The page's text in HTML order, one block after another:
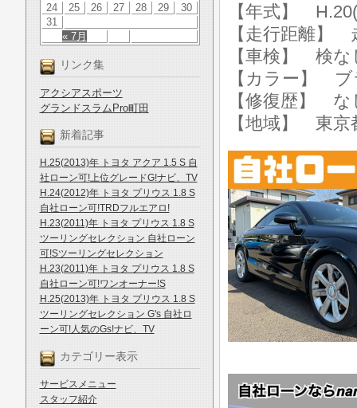
« 7月
24
25 26 27 28 29
30
31
リンク集
アクシアスポーツ
グランドスラムPro町田
新着記事
H.25(2013)年 トヨタ アクア 1.5 S 自
社ローン可!上位グレードG!ナビ、TV
H.24(2012)年 トヨタ プリウス 1.8 S
自社ローン可!TRDフルエアロ!
H.23(2011)年 トヨタ プリウス 1.8 S
ツーリングセレクション 自社ローン
可!Sツーリングセレクション
H.23(2011)年 トヨタ プリウス 1.8 S
自社ローン可!ワンオーナー!S
H.25(2013)年 トヨタ プリウス 1.8 S
ツーリングセレクション G's 自社ロ
ーン可!人気のGs!ナビ、TV
カテゴリー表示
サービスメニュー
スタッフ紹介
【年式】
【走行距離】
【車検】 検な
【カラー】
【修復歴】 な
【地域】 東京